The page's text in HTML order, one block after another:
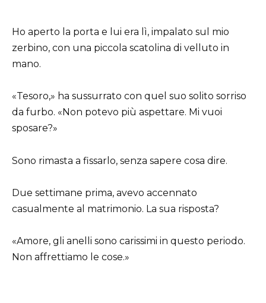
Ho aperto la porta e lui era lì, impalato sul mio
zerbino, con una piccola scatolina di velluto in
mano.
«Tesoro,» ha sussurrato con quel suo solito sorriso
da furbo. «Non potevo più aspettare. Mi vuoi
sposare?»
Sono rimasta a fissarlo, senza sapere cosa dire.
Due settimane prima, avevo accennato
casualmente al matrimonio. La sua risposta?
«Amore, gli anelli sono carissimi in questo periodo.
Non affrettiamo le cose.»